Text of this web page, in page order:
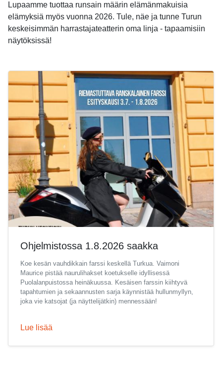
Lupaamme tuottaa runsain määrin elämänmakuisia
elämyksiä myös vuonna 2026. Tule, näe ja tunne Turun
keskeisimmän harrastajateatterin oma linja - tapaamisiin
näytöksissä!
Ohjelmistossa 1.8.2026 saakka
Koe kesän vauhdikkain farssi keskellä Turkua. Vaimoni
Maurice pistää naurulihakset koetukselle idyllisessä
Puolalanpuistossa heinäkuussa. Kesäisen farssin kiihtyvä
tapahtumien ja sekaannusten sarja käynnistää hullunmyllyn,
joka vie katsojat (ja näyttelijätkin) mennessään!
Lue lisää